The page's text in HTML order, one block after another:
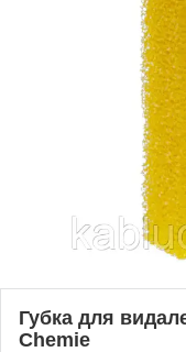
Губка для
Chemie